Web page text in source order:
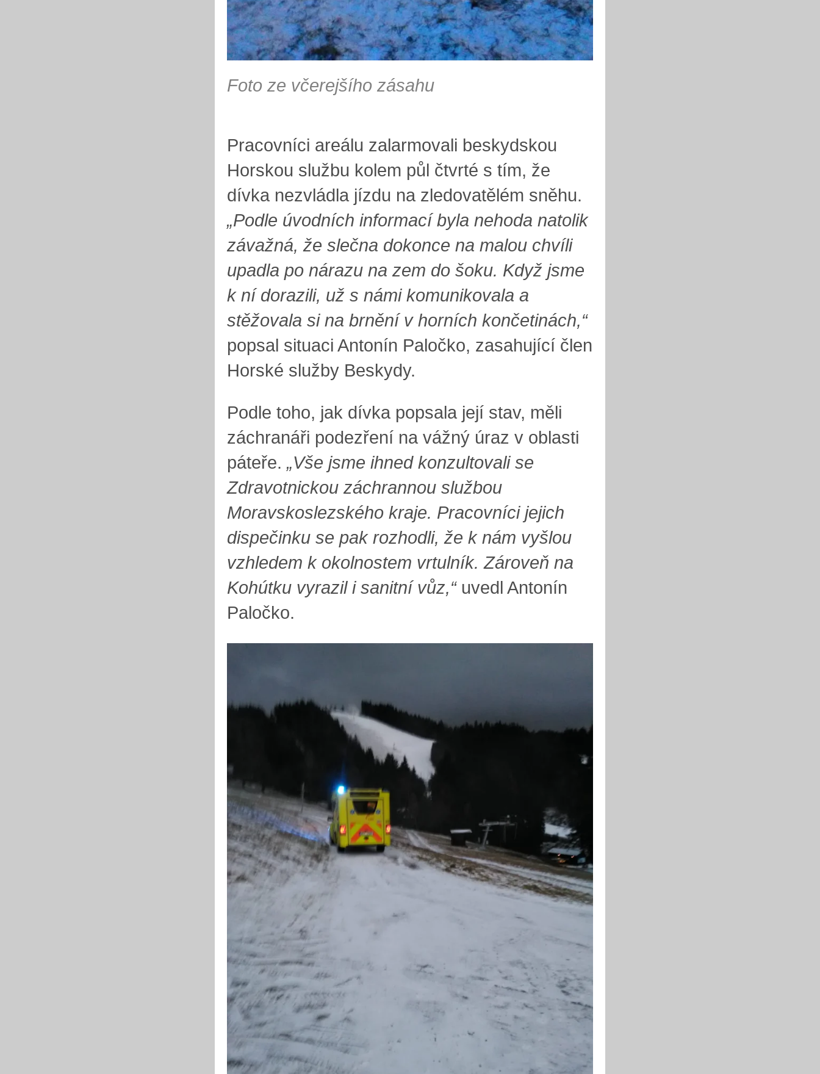
Foto ze včerejšího zásahu
Pracovníci areálu zalarmovali beskydskou
Horskou službu kolem půl čtvrté s tím, že
dívka nezvládla jízdu na zledovatělém sněhu.
„Podle úvodních informací byla nehoda natolik
závažná, že slečna dokonce na malou chvíli
upadla po nárazu na zem do šoku. Když jsme
k ní dorazili, už s námi komunikovala a
stěžovala si na brnění v horních končetinách,“
popsal situaci Antonín Paločko, zasahující člen
Horské služby Beskydy.
Podle toho, jak dívka popsala její stav, měli
záchranáři podezření na vážný úraz v oblasti
páteře. „Vše jsme ihned konzultovali se
Zdravotnickou záchrannou službou
Moravskoslezského kraje. Pracovníci jejich
dispečinku se pak rozhodli, že k nám vyšlou
vzhledem k okolnostem vrtulník. Zároveň na
Kohútku vyrazil i sanitní vůz,“ uvedl Antonín
Paločko.